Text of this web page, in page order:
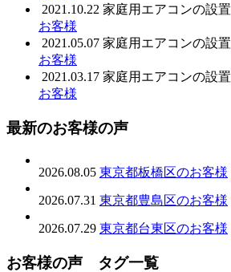
2021.10.22 家庭用エアコンの設置
お客様
2021.05.07 家庭用エアコンの設置
お客様
2021.03.17 家庭用エアコンの設置
お客様
最新のお客様の声
2026.08.05 東京都板橋区のお客様
2026.07.31 東京都豊島区のお客様
2026.07.29 東京都台東区のお客様
お客様の声 タグ一覧